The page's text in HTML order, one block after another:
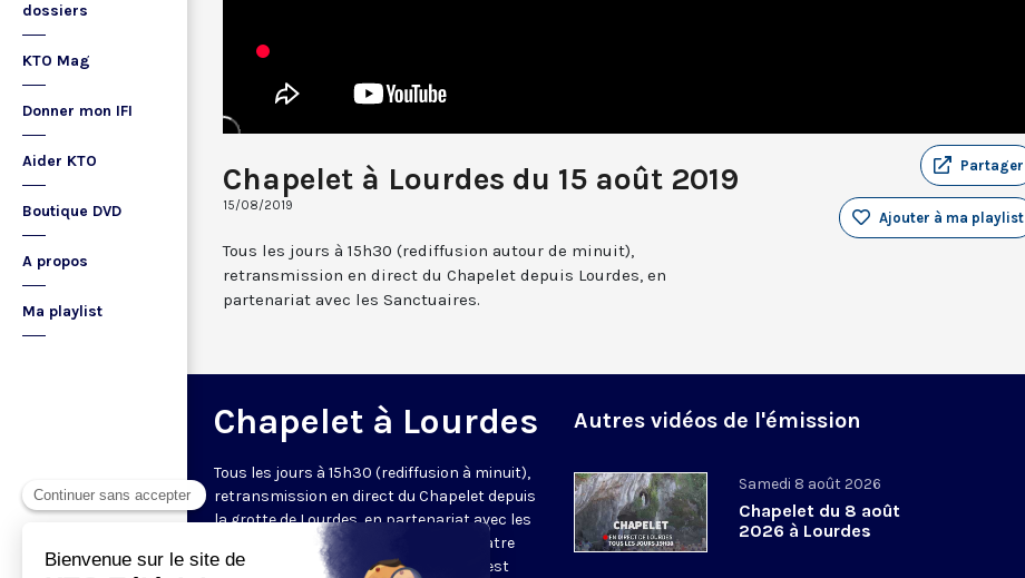
dossiers
KTO Mag
Donner mon IFI
Aider KTO
Boutique DVD
A propos
Ma playlist
Chapelet à Lourdes du 15 août 2019
15/08/2019
Partager
Ajouter à ma playlist
Tous les jours à 15h30 (rediffusion autour de minuit),
retransmission en direct du Chapelet depuis Lourdes, en
partenariat avec les Sanctuaires.
Chapelet à Lourdes
Tous les jours à 15h30 (rediffusion à minuit),
retransmission en direct du Chapelet depuis
la grotte de Lourdes, en partenariat avec les
Sanctuaires. Chaque jour, l'une des quatre
méditations des mystères du Rosaire est
Autres vidéos de l'émission
Samedi 8 août 2026
Chapelet du 8 août
2026 à Lourdes